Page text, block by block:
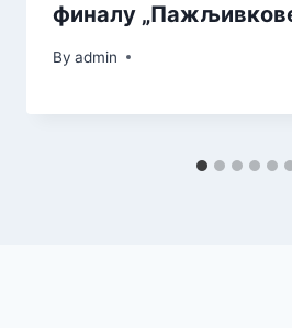
финалу
By admin